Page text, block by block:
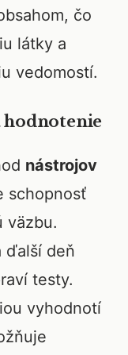
čo
látky a
vedomostí.
hodnotenie
nástrojov
schopnosť
väzbu.
ďalší deň
testy.
vyhodnotí